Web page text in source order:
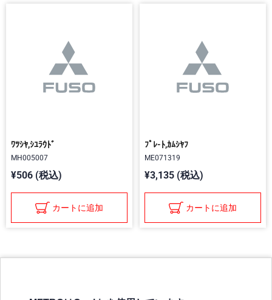
ﾜﾂｼﾔ,ｼﾕﾗｳﾄﾞ
MH005007
¥506 (税込)
カートに追加
ﾌﾟﾚ-ﾄ,ｶﾑｼﾔﾌ
ME071319
¥3,135 (税込)
カートに追加